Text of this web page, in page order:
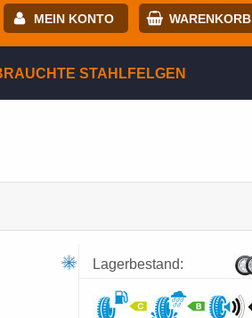
MEIN KONTO WARENKORB
ANMELDEN
STAHLFELGEN
Lagerbestand: